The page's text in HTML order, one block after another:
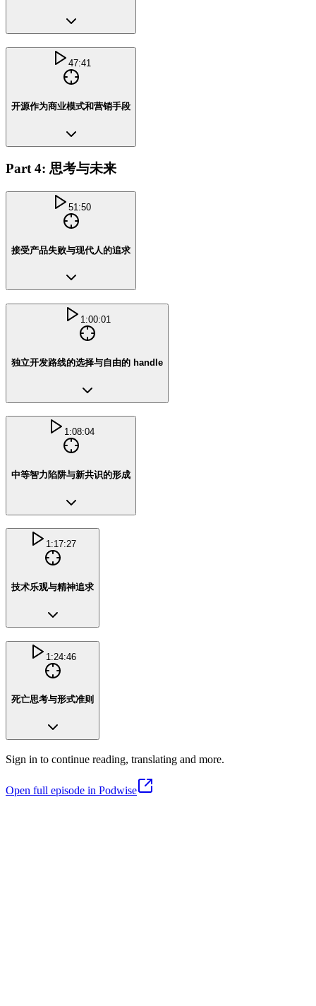
47:41
开源作为商业模式和营销手段
Part 4: 思考与未来
51:50
接受产品失败与现代人的追求
1:00:01
独立开发路线的选择与自由的 handle
1:08:04
中等智力陷阱与新共识的形成
1:17:27
技术乐观与精神追求
1:24:46
死亡思考与形式准则
Sign in to continue reading, translating and more.
Open full episode in Podwise